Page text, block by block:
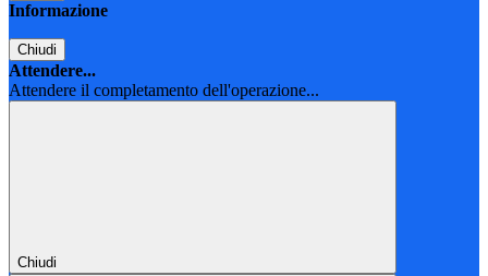
Informazione
Chiudi
Attendere...
Attendere il completamento dell'operazione...
Chiudi